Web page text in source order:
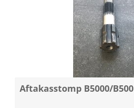
Aftakasstomp B5000/